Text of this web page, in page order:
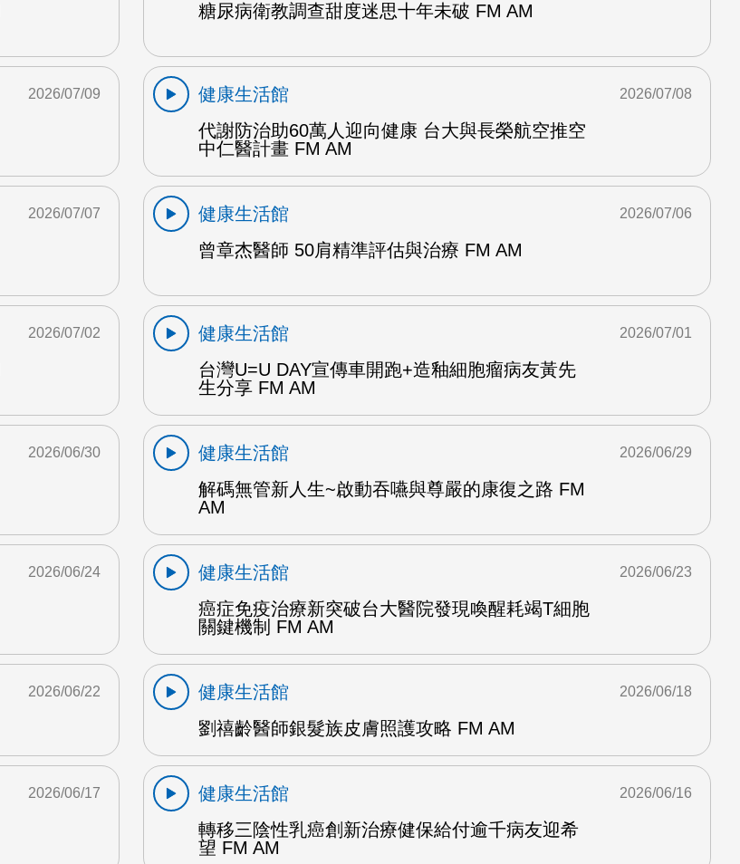
糖尿病衛教調查甜度迷思十年未破 FM AM
2026/07/09
健康生活館
代謝防治助60萬人迎向健康 台大與長榮航空推空
中仁醫計畫 FM AM
2026/07/08
2026/07/07
健康生活館
曾章杰醫師 50肩精準評估與治療 FM AM
2026/07/06
2026/07/02
健康生活館
台灣U=U DAY宣傳車開跑+造釉細胞瘤病友黃先
生分享 FM AM
2026/07/01
2026/06/30
健康生活館
解碼無管新人生~啟動吞嚥與尊嚴的康復之路 FM
AM
2026/06/29
2026/06/24
健康生活館
癌症免疫治療新突破台大醫院發現喚醒耗竭T細胞
關鍵機制 FM AM
2026/06/23
2026/06/22
健康生活館
劉禧齡醫師銀髮族皮膚照護攻略 FM AM
2026/06/18
2026/06/17
健康生活館
轉移三陰性乳癌創新治療健保給付逾千病友迎希
望 FM AM
2026/06/16